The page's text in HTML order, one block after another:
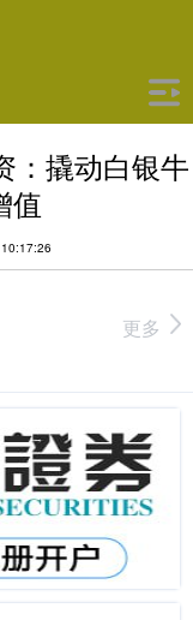
：撬动白银牛
值
更多